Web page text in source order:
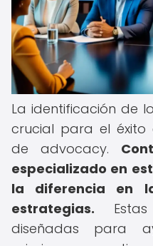
La identificación de
crucial para el
de advocacy.
especializado en
la diferencia en
estrategias. Estas
diseñadas para